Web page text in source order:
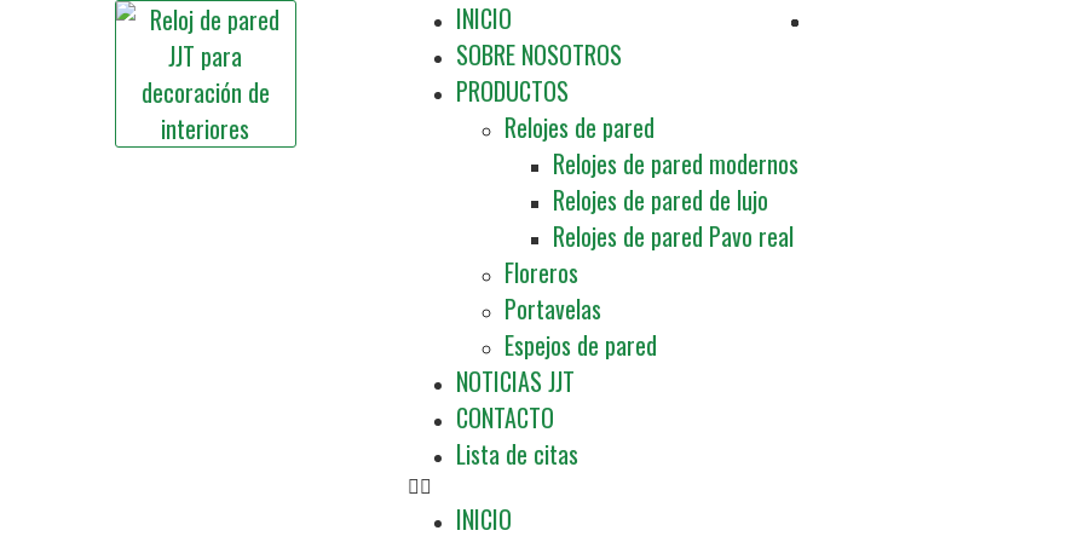
INICIO
SOBRE NOSOTROS
PRODUCTOS
Relojes de pared
Relojes de pared modernos
Relojes de pared de lujo
Relojes de pared Pavo real
Floreros
Portavelas
Espejos de pared
NOTICIAS JJT
CONTACTO
Lista de citas
INICIO